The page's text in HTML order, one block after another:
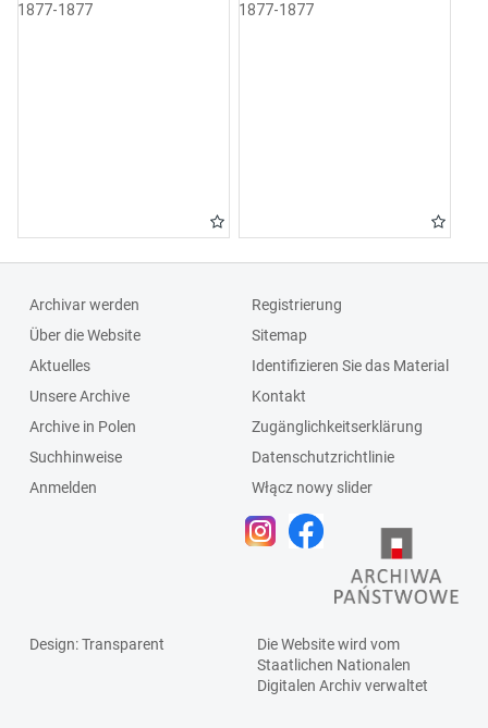
1877-1877 1877-1877
Archivar werden
Über die Website
Aktuelles
Unsere Archive
Archive in Polen
Suchhinweise
Anmelden
Registrierung
Sitemap
Identifizieren Sie das Material
Kontakt
Zugänglichkeitserklärung
Datenschutzrichtlinie
Włącz nowy slider
Design: Transparent
Die Website wird vom
Staatlichen Nationalen
Digitalen Archivverwaltet